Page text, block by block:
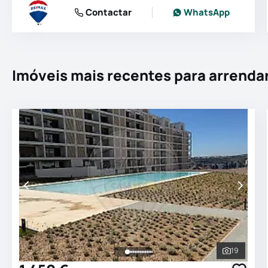
Contactar WhatsApp
Imóveis mais recentes para
Ver
19